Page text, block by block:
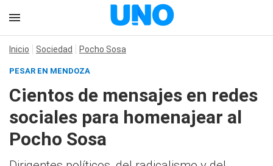
Inicio Sociedad Pocho Sosa
PESAR EN MENDOZA
Cientos de mensajes en redes
sociales para homenajear al
Pocho Sosa